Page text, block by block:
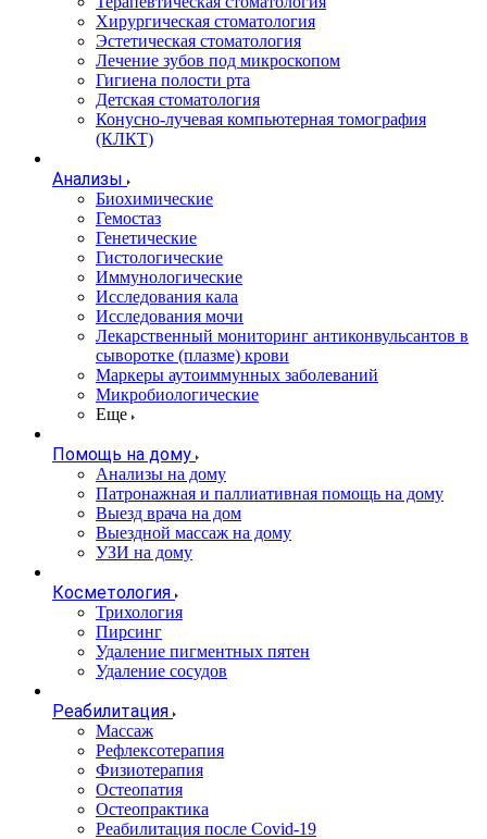
Хирургическая стоматология
Эстетическая стоматология
Лечение зубов под микроскопом
Гигиена полости рта
Детская стоматология
Конусно-лучевая компьютерная томография
(КЛКТ)
Анализы
Биохимические
Гемостаз
Генетические
Гистологические
Иммунологические
Исследования кала
Исследования мочи
Лекарственный мониторинг антиконвульсантов в
сыворотке (плазме) крови
Маркеры аутоиммунных заболеваний
Микробиологические
Еще
Помощь на дому
Анализы на дому
Патронажная и паллиативная помощь на дому
Выезд врача на дом
Выездной массаж на дому
УЗИ на дому
Косметология
Трихология
Пирсинг
Удаление пигментных пятен
Удаление сосудов
Реабилитация
Массаж
Рефлексотерапия
Физиотерапия
Остеопатия
Остеопрактика
Реабилитация после Covid-19